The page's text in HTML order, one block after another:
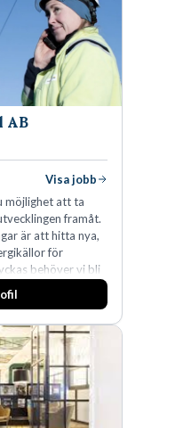
AB
Visa jobb
möjlighet att ta
framåt.
är att hitta nya,
för
behöver vi bli
skillnad.